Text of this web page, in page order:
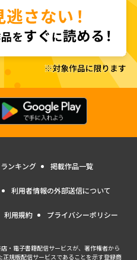
ランキング 掲載作品一覧
利用者情報の外部送信について
利用規約 プライバシーポリシー
・電子書籍配信サービスが、著作権者から
正規版配信サービスであることを示す登録商